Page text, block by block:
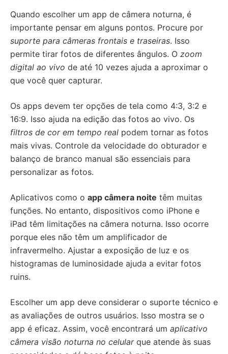
Quando escolher um app de câmera noturna, é
importante pensar em alguns pontos. Procure por
suporte para câmeras frontais e traseiras. Isso
permite tirar fotos de diferentes ângulos. O zoom
digital ao vivo de até 10 vezes ajuda a aproximar o
que você quer capturar.
Os apps devem ter opções de tela como 4:3, 3:2 e
16:9. Isso ajuda na edição das fotos ao vivo. Os
filtros de cor em tempo real podem tornar as fotos
mais vivas. Controle da velocidade do obturador e
balanço de branco manual são essenciais para
personalizar as fotos.
Aplicativos como o app câmera noite têm muitas
funções. No entanto, dispositivos como iPhone e
iPad têm limitações na câmera noturna. Isso ocorre
porque eles não têm um amplificador de
infravermelho. Ajustar a exposição de luz e os
histogramas de luminosidade ajuda a evitar fotos
ruins.
Escolher um app deve considerar o suporte técnico e
as avaliações de outros usuários. Isso mostra se o
app é eficaz. Assim, você encontrará um aplicativo
câmera visão noturna no celularque atende às suas